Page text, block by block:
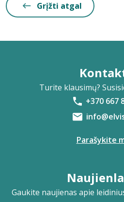
Grįžti atgal
Turite klausimų?
+370 667
Parašykite
Gaukite naujienas apie